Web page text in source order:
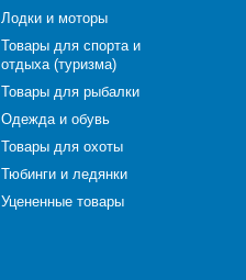
Лодки и моторы
Товары для спорта и
отдыха (туризма)
Товары для рыбалки
Одежда и обувь
Товары для охоты
Тюбинги и ледянки
Уцененные товары